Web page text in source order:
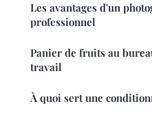
Les avantages d'un
professionnel
Panier de fruits au
travail
À quoi sert une